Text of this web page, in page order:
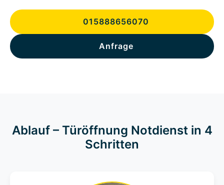
015888656070
Anfrage
Ablauf – Türöffnung Notdienst in 4
Schritten